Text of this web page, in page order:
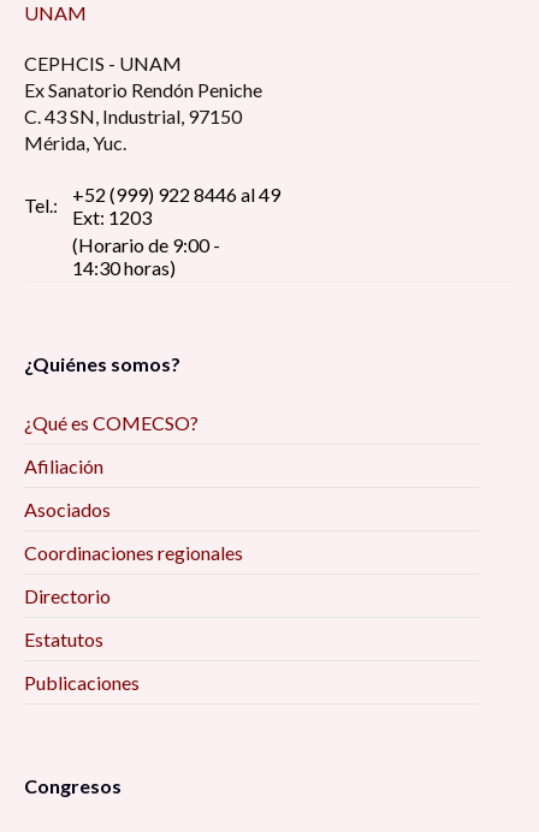
UNAM
CEPHCIS - UNAM
Ex Sanatorio Rendón Peniche
C. 43 SN, Industrial, 97150
Mérida, Yuc.
Tel.:
+52 (999) 922 8446 al 49
Ext: 1203
(Horario de 9:00 -
14:30 horas)
¿Quiénes somos?
¿Qué es COMECSO?
Afiliación
Asociados
Coordinaciones regionales
Directorio
Estatutos
Publicaciones
Congresos